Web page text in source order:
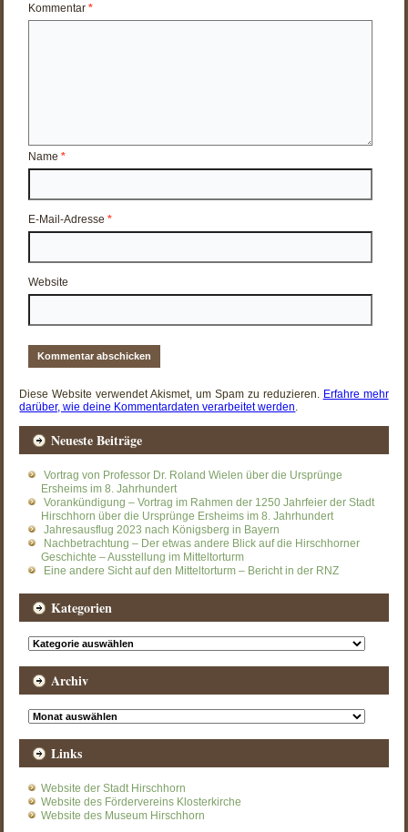
Kommentar*
Name*
E-Mail-Adresse*
Website
Diese Website verwendet Akismet, um Spam zu reduzieren. Erfahre mehr
darüber, wie deine Kommentardaten verarbeitet werden.
Neueste Beiträge
Vortrag von Professor Dr. Roland Wielen über die Ursprünge
Ersheims im 8. Jahrhundert
Vorankündigung – Vortrag im Rahmen der 1250 Jahrfeier der Stadt
Hirschhorn über die Ursprünge Ersheims im 8. Jahrhundert
Jahresausflug 2023 nach Königsberg in Bayern
Nachbetrachtung – Der etwas andere Blick auf die Hirschhorner
Geschichte – Ausstellung im Mitteltorturm
Eine andere Sicht auf den Mitteltorturm – Bericht in der RNZ
Kategorien
Kategorien
Archiv
Archiv
Links
Website der Stadt Hirschhorn
Website des Fördervereins Klosterkirche
Website des Museum Hirschhorn